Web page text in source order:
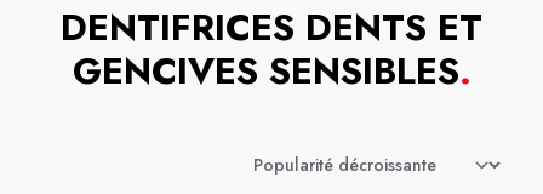
DENTIFRICES DENTS ET
GENCIVES SENSIBLES.